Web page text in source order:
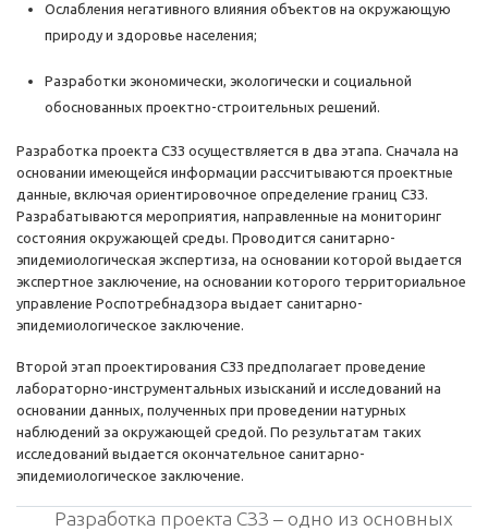
Ослабления негативного влияния объектов на окружающую
природу и здоровье населения;
Разработки экономически, экологически и социальной
обоснованных проектно-строительных решений.
Разработка проекта СЗЗ осуществляется в два этапа. Сначала на
основании имеющейся информации рассчитываются проектные
данные, включая ориентировочное определение границ СЗЗ.
Разрабатываются мероприятия, направленные на мониторинг
состояния окружающей среды. Проводится санитарно-
эпидемиологическая экспертиза, на основании которой выдается
экспертное заключение, на основании которого территориальное
управление Роспотребнадзора выдает санитарно-
эпидемиологическое заключение.
Второй этап проектирования СЗЗ предполагает проведение
лабораторно-инструментальных изысканий и исследований на
основании данных, полученных при проведении натурных
наблюдений за окружающей средой. По результатам таких
исследований выдается окончательное санитарно-
эпидемиологическое заключение.
Разработка проекта СЗЗ – одно из основных